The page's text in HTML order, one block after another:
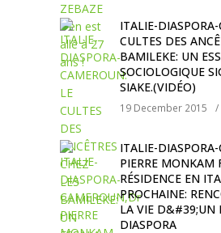
ITALIE-
CULTES DES
BAMILEKE: UN
SOCIOLOGIQUE
SIAKE.(VIDÉO)
19 December 2015 /
ITALIE-
PIERRE MONKAM
RÉSIDENCE EN
PROCHAINE:
LA VIE D&#39;UN
DIASPORA